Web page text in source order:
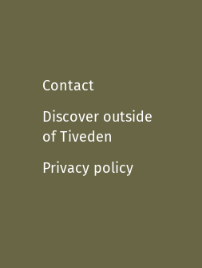
Contact
Discover outside
of Tiveden
Privacy policy